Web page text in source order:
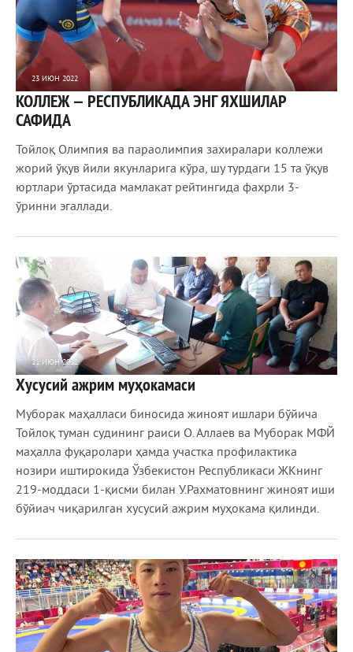
23 ИЮН 2022
760
КОЛЛЕЖ — РЕСПУБЛИКАДА ЭНГ ЯХШИЛАР
САФИДА
Тойлоқ Олимпия ва параолимпия захиралари коллежи
жорий ўқув йили якунларига кўра, шу турдаги 15 та ўқув
юртлари ўртасида мамлакат рейтингида фахрли 3-
ўринни эгаллади.
21 ИЮН 2022
759 0
Хусусий ажрим муҳокамаси
Муборак маҳалласи биносида жиноят ишлари бўйича
Тойлоқ туман судининг раиси О. Аллаев ва Муборак МФЙ
маҳалла фуқаролари ҳамда участка профилактика
нозири иштирокида Ўзбекистон Республикаси ЖКнинг
219-моддаси 1-қисми билан У.Рахматовнинг жиноят иши
бўйиач чиқарилган хусусий ажрим муҳокама қилинди.